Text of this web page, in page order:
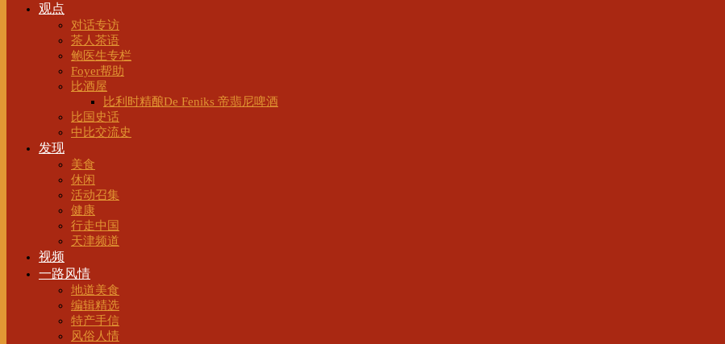
观点
对话专访
茶人茶语
鲍医生专栏
Foyer帮助
比酒屋
比利时精酿De Feniks 帝翡尼啤酒
比国史话
中比交流史
发现
美食
休闲
活动召集
健康
行走中国
天津频道
视频
一路风情
地道美食
编辑精选
特产手信
风俗人情